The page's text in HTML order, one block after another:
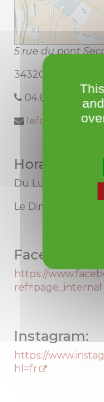
5 rue du pont
34320 Roujan
04.67.24.69.57
Horaires :
Du Lundi au
Le Dimanche de
Facebook:
https://
ref=page_internal
Instagram:
https://
hl=fr